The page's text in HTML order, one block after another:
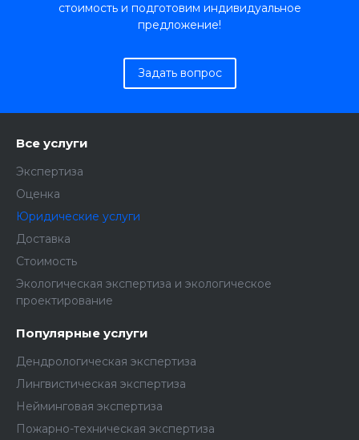
стоимость и подготовим индивидуальное
предложение!
Задать вопрос
Все услуги
Экспертиза
Оценка
Юридические услуги
Доставка
Стоимость
Экологическая экспертиза и экологическое
проектирование
Популярные услуги
Дендрологическая экспертиза
Лингвистическая экспертиза
Нейминговая экспертиза
Пожарно-техническая экспертиза